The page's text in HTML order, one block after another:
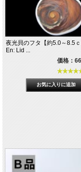
夜光貝のフタ【約5.0～8.5
En: Lid ...
価格：